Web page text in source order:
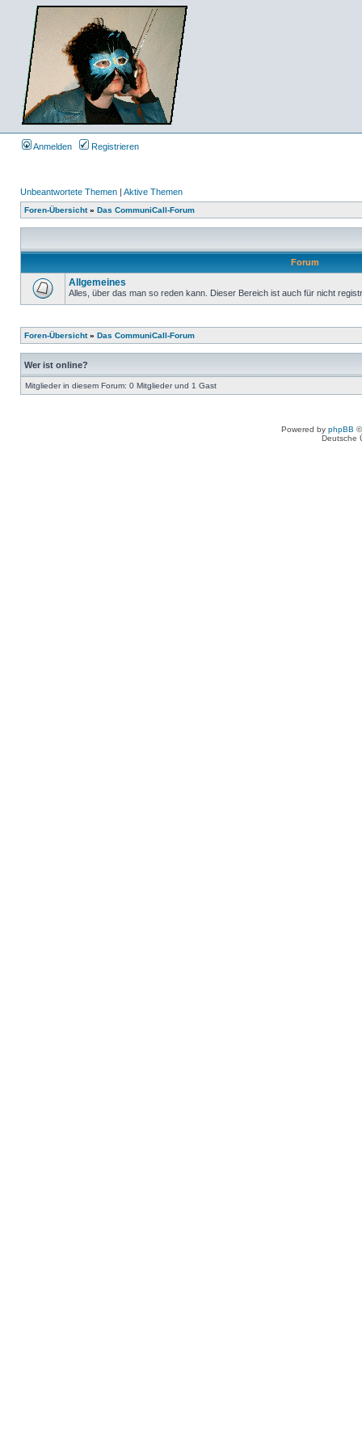
Anmelden Registrieren
Unbeantwortete Themen | Aktive Themen
Foren-Übersicht» Das CommuniCall-Forum
Forum
Allgemeines
Alles, über das man so reden kann. Dieser Bereich ist auch für nicht
Foren-Übersicht» Das CommuniCall-Forum
Wer ist online?
Mitglieder in diesem Forum: 0 Mitglieder und 1 Gast
Powered by phpBB
Deutsche